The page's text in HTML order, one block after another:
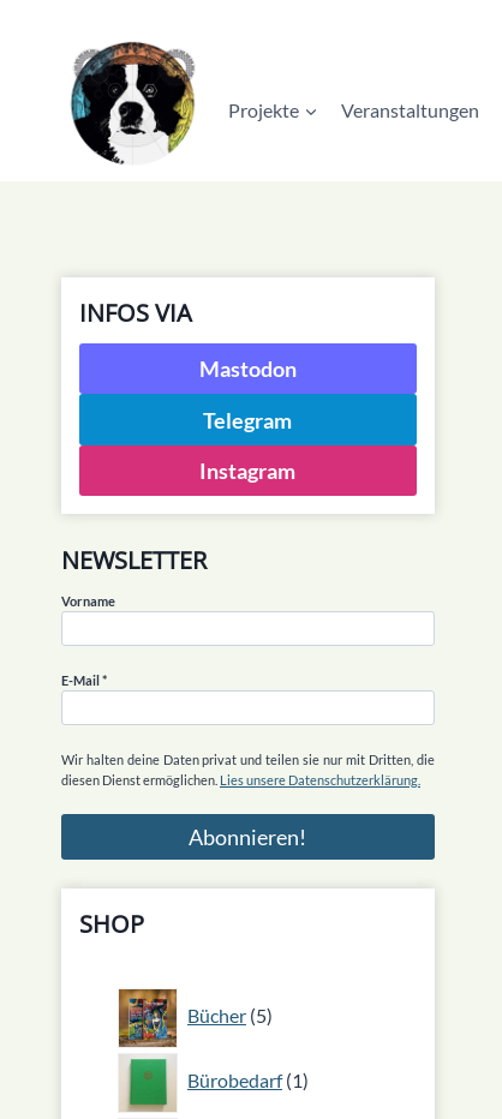
Projekte
Veranstaltungen
INFOS VIA
Mastodon
Telegram
Instagram
NEWSLETTER
Vorname
E-Mail *
Wir halten deine Daten privat und teilen sie nur mit Dritten, die
diesen Dienst ermöglichen. Lies unsere Datenschutzerklärung.
SHOP
Bücher 5
5
Produkte
Bürobedarf 1
1
Produkt